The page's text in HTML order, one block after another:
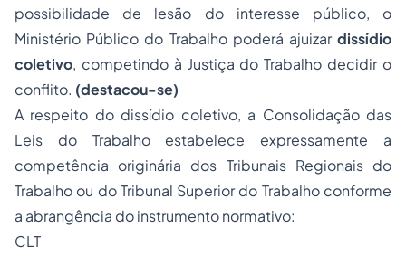
possibilidade de lesão do interesse público, o
Ministério Público do Trabalho poderá ajuizar dissídio
coletivo, competindo à Justiça do Trabalho decidir o
conflito. (destacou-se)
A respeito do dissídio coletivo, a Consolidação das
Leis do Trabalho estabelece expressamente a
competência originária dos Tribunais Regionais do
Trabalho ou do Tribunal Superior do Trabalho conforme
a abrangência do instrumento normativo:
CLT